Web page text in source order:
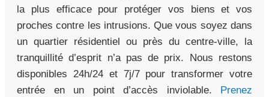
la plus efficace pour protéger vos biens et vos
proches contre les intrusions. Que vous soyez dans
un quartier résidentiel ou près du centre-ville, la
tranquillité d’esprit n’a pas de prix. Nous restons
disponibles 24h/24 et 7j/7 pour transformer votre
entrée en un point d’accès inviolable. Prenez